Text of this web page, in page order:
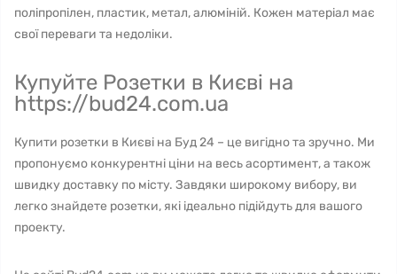
поліпропілен, пластик, метал, алюміній. Кожен матеріал має
свої переваги та недоліки.
Купуйте Розетки в Києві на
https://bud24.com.ua
Купити розетки в Києві на Буд 24 – це вигідно та зручно. Ми
пропонуємо конкурентні ціни на весь асортимент, а також
швидку доставку по місту. Завдяки широкому вибору, ви
легко знайдете розетки, які ідеально підійдуть для вашого
проекту.